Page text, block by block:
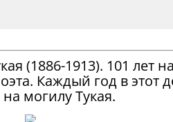
(1886-1913). 101 лет
Каждый год в этот
могилу Тукая.